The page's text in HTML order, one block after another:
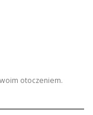
otoczeniem.